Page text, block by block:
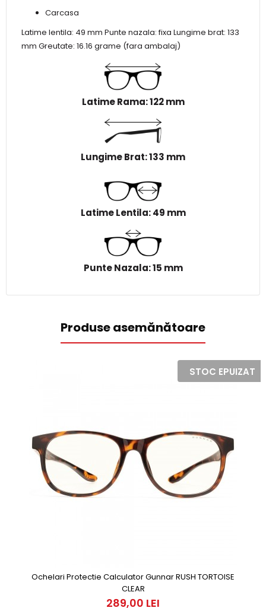
Carcasa
Latime lentila: 49 mm Punte nazala: fixa Lungime brat: 133
mm Greutate: 16.16 grame (fara ambalaj)
Latime Rama: 122 mm
Lungime Brat: 133 mm
Latime Lentila: 49 mm
Punte Nazala: 15 mm
Produse asemănătoare
STOC EPUIZAT
Ochelari Protectie Calculator Gunnar RUSH TORTOISE
CLEAR
289,00 LEI